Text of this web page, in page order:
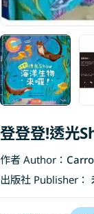
登登登!透光
作者 Author：
出版社 Publisher：